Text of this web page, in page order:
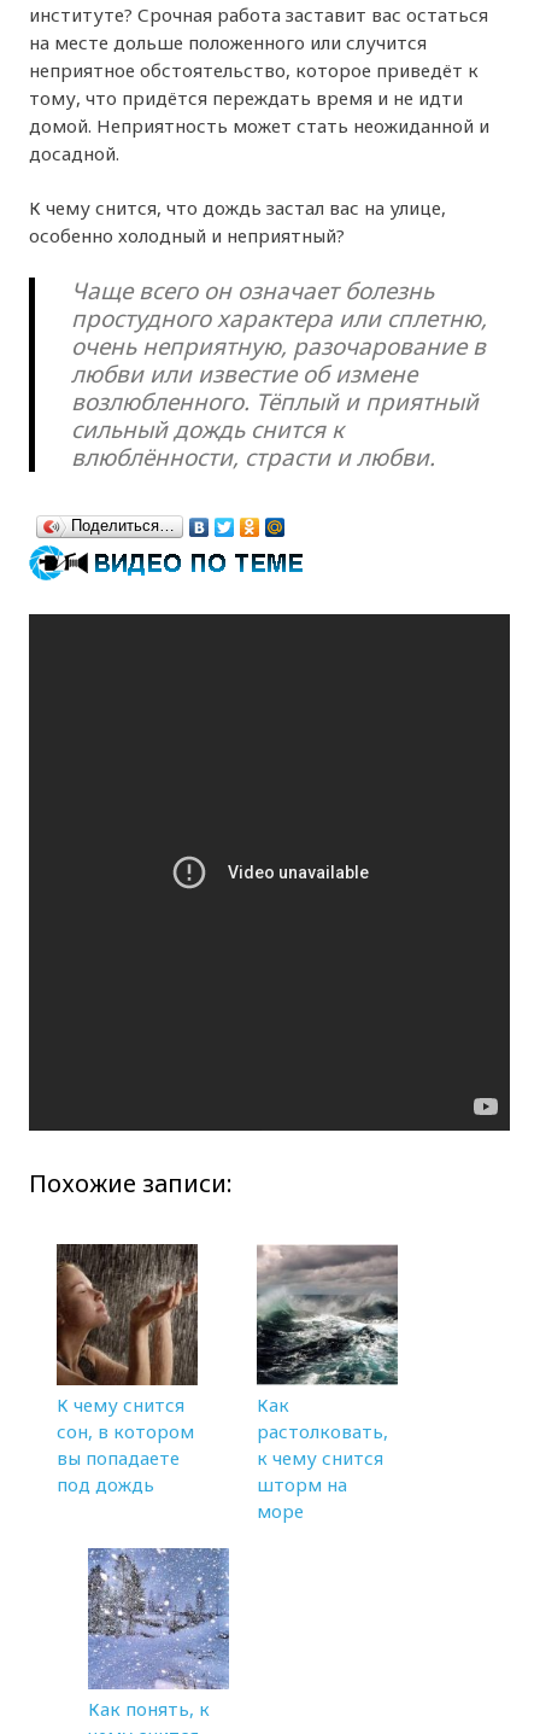
институте? Срочная работа заставит вас остаться
на месте дольше положенного или случится
неприятное обстоятельство, которое приведёт к
тому, что придётся переждать время и не идти
домой. Неприятность может стать неожиданной и
досадной.
К чему снится, что дождь застал вас на улице,
особенно холодный и неприятный?
Чаще всего он означает болезнь
простудного характера или сплетню,
очень неприятную, разочарование в
любви или известие об измене
возлюбленного. Тёплый и приятный
сильный дождь снится к
влюблённости, страсти и любви.
Поделиться…
Похожие записи:
К чему снится
сон, в котором
вы попадаете
под дождь
Как
растолковать,
к чему снится
шторм на
море
Как понять, к